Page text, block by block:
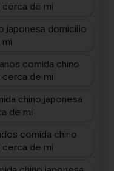
de mi
japonesa domicilio
comida chino
de mi
chino japonesa
de mi
comida chino
de mi